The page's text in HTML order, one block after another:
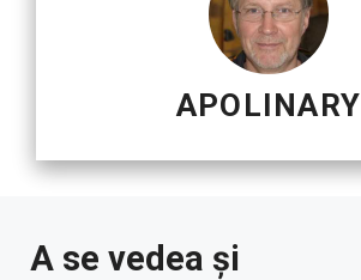
APOLINARY
A se vedea și